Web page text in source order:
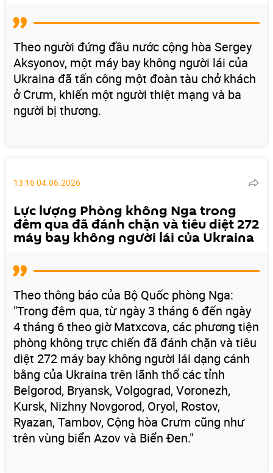
Theo người đứng đầu nước cộng hòa Sergey
Aksyonov, một máy bay không người lái của
Ukraina đã tấn công một đoàn tàu chở khách
ở Crưm, khiến một người thiệt mạng và ba
người bị thương.
13:16 04.06.2026
Lực lượng Phòng không Nga trong
đêm qua đã đánh chặn và tiêu diệt 272
máy bay không người lái của Ukraina
Theo thông báo của Bộ Quốc phòng Nga:
"Trong đêm qua, từ ngày 3 tháng 6 đến ngày
4 tháng 6 theo giờ Matxcơva, các phương tiện
phòng không trực chiến đã đánh chặn và tiêu
diệt 272 máy bay không người lái dạng cánh
bằng của Ukraina trên lãnh thổ các tỉnh
Belgorod, Bryansk, Volgograd, Voronezh,
Kursk, Nizhny Novgorod, Oryol, Rostov,
Ryazan, Tambov, Cộng hòa Crưm cũng như
trên vùng biển Azov và Biển Đen."